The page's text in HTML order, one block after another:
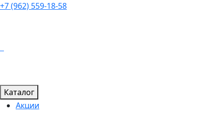
+7 (962) 559-18-58
Каталог
Акции